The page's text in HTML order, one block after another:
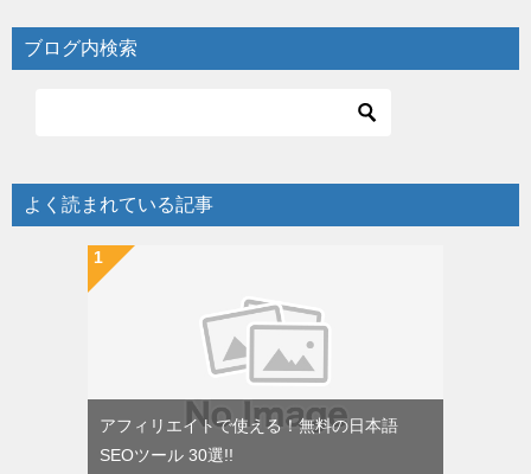
ブログ内検索
よく読まれている記事
アフィリエイトで使える！無料の日本語
SEOツール 30選!!